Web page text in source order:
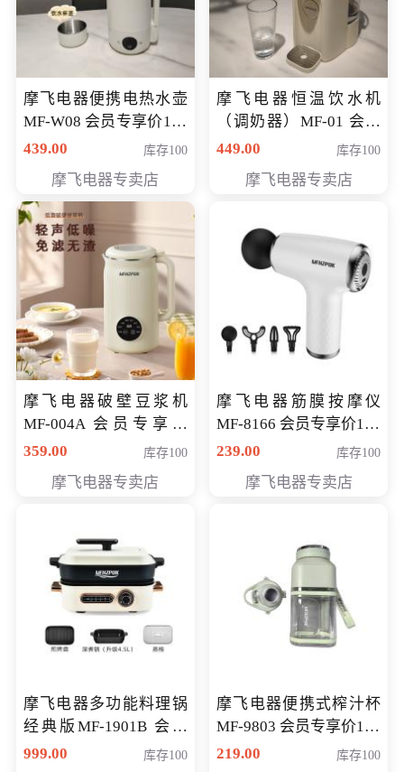
摩飞电器便携电热水壶
MF-W08 会员专享价198
元
439.00 库存100
摩飞电器专卖店
摩飞电器恒温饮水机
（调奶器）MF-01 会员
专享价366元
449.00 库存100
摩飞电器专卖店
摩飞电器破壁豆浆机
MF-004A 会员专享价
168元
359.00 库存100
摩飞电器专卖店
摩飞电器筋膜按摩仪
MF-8166 会员专享价168
元
239.00 库存100
摩飞电器专卖店
摩飞电器多功能料理锅
经典版MF-1901B 会员
专享价399元
999.00 库存100
摩飞电器便携式榨汁杯
MF-9803 会员专享价138
元
219.00 库存100